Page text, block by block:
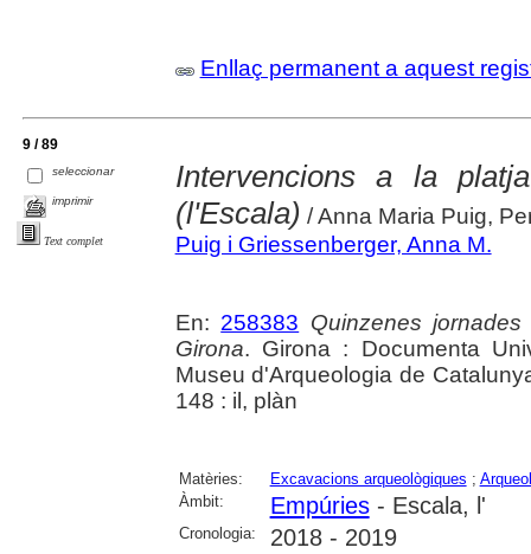
Enllaç permanent a aquest
9 / 89
seleccionar
imprimir
Text complet
Intervencions a la
(l'Escala) / Anna Maria Puig,
Puig i Griessenberger, Anna M.
En: 258383 Quinzenes
Girona. Girona : Documenta
Museu d'Arqueologia de
148 : il, plàn
Matèries: Excavacions arqueològiques ;
Àmbit:
Empúries- Escala, l'
Cronologia: 2018 - 2019